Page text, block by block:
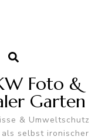
Foto &
Garten
& Umweltschutz
selbst ironischer